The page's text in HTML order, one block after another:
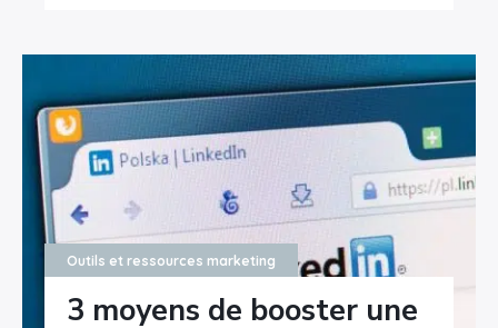
Outils et ressources marketing
3 moyens de booster une